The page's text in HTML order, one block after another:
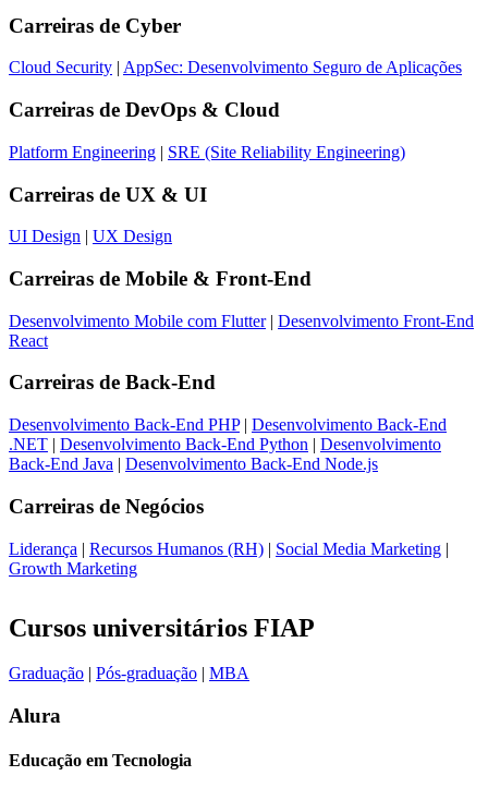
Carreiras de Cyber
Cloud Security | AppSec: Desenvolvimento Seguro de Aplicações
Carreiras de DevOps & Cloud
Platform Engineering | SRE (Site Reliability Engineering)
Carreiras de UX & UI
UI Design | UX Design
Carreiras de Mobile & Front-End
Desenvolvimento Mobile com Flutter| Desenvolvimento Front-End
React
Carreiras de Back-End
Desenvolvimento Back-End PHP| Desenvolvimento Back-End
.NET | Desenvolvimento Back-End Python | Desenvolvimento
Back-End Java | Desenvolvimento Back-End Node.js
Carreiras de Negócios
Liderança | Recursos Humanos (RH) | Social Media Marketing |
Growth Marketing
Cursos universitários FIAP
Graduação Pós-graduação MBA
Alura
Educação em Tecnologia